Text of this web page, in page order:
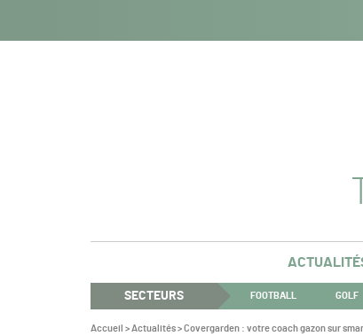
SECTEURS FOOTBALL GOLF
Vous
Accueil >Actualités>Covergarden : votre coach gazon sur